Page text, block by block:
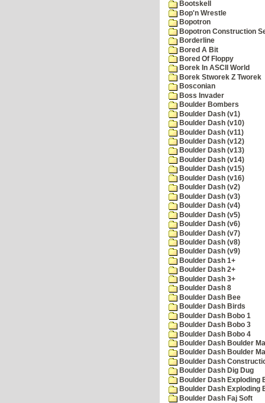
Bootskell
Bop'n Wrestle
Bopotron
Bopotron Construction
Borderline
Bored A Bit
Bored Of Floppy
Borek In ASCII World
Borek Stworek Z Tworek
Bosconian
Boss Invader
Boulder Bombers
Boulder Dash (v1)
Boulder Dash (v10)
Boulder Dash (v11)
Boulder Dash (v12)
Boulder Dash (v13)
Boulder Dash (v14)
Boulder Dash (v15)
Boulder Dash (v16)
Boulder Dash (v2)
Boulder Dash (v3)
Boulder Dash (v4)
Boulder Dash (v5)
Boulder Dash (v6)
Boulder Dash (v7)
Boulder Dash (v8)
Boulder Dash (v9)
Boulder Dash 1+
Boulder Dash 2+
Boulder Dash 3+
Boulder Dash 8
Boulder Dash Bee
Boulder Dash Birds
Boulder Dash Bobo 1
Boulder Dash Bobo 3
Boulder Dash Bobo 4
Boulder Dash Boulder
Boulder Dash Boulder
Boulder Dash
Boulder Dash Dig Dug
Boulder Dash Exploding
Boulder Dash Exploding
Boulder Dash Faj Soft